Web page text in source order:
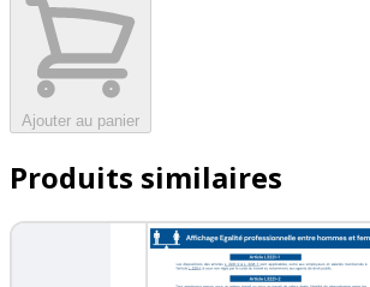
Ajouter au panier
Produits similaires